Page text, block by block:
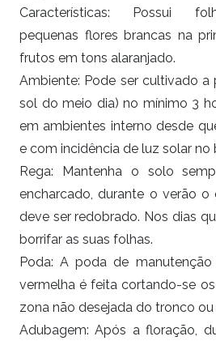
Características: Possui
pequenas flores brancas na
frutos em tons alaranjado.
Ambiente: Pode ser cultivado
sol do meio dia) no mínimo 3
em ambientes interno desde
e com incidência de luz solar no
Rega: Mantenha o solo
encharcado, durante o verão
deve ser redobrado. Nos dias
borrifar as suas folhas.
Poda: A poda de
vermelha é feita cortando-se
zona não desejada do tronco ou
Adubagem: Após a floração,